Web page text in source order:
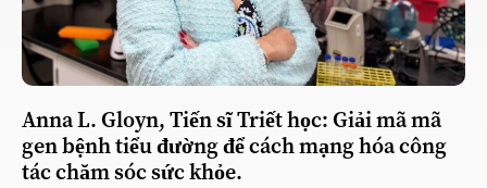
Anna L. Gloyn, Tiến sĩ Triết học: Giải mã mã
gen bệnh tiểu đường để cách mạng hóa công
tác chăm sóc sức khỏe.